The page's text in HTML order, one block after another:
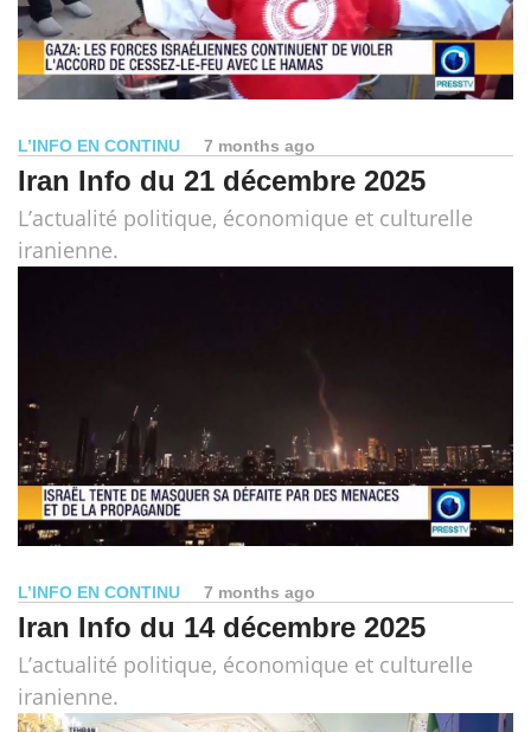
L’INFO EN CONTINU 7 months ago
Iran Info du 21 décembre 2025
L’actualité politique, économique et culturelle
iranienne.
L’INFO EN CONTINU 7 months ago
Iran Info du 14 décembre 2025
L’actualité politique, économique et culturelle
iranienne.